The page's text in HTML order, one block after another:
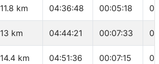
11.8 km 04:36:48 00:05:18
13 km 04:44:21 00:07:33
14.4 km 04:51:36 00:07:15